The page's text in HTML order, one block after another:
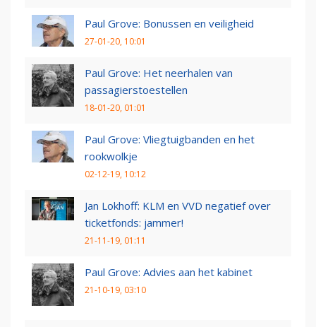
Paul Grove: Bonussen en veiligheid
27-01-20, 10:01
Paul Grove: Het neerhalen van
passagierstoestellen
18-01-20, 01:01
Paul Grove: Vliegtuigbanden en het
rookwolkje
02-12-19, 10:12
Jan Lokhoff: KLM en VVD negatief over
ticketfonds: jammer!
21-11-19, 01:11
Paul Grove: Advies aan het kabinet
21-10-19, 03:10